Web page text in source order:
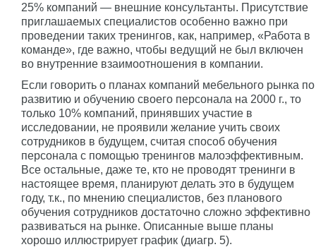
25% компаний — внешние консультанты. Присутствие
приглашаемых специалистов особенно важно при
проведении таких тренингов, как, например, «Работа в
команде», где важно, чтобы ведущий не был включен
во внутренние взаимоотношения в компании.
Если говорить о планах компаний мебельного рынка по
развитию и обучению своего персонала на 2000 г., то
только 10% компаний, принявших участие в
исследовании, не проявили желание учить своих
сотрудников в будущем, считая способ обучения
персонала с помощью тренингов малоэффективным.
Все остальные, даже те, кто не проводят тренинги в
настоящее время, планируют делать это в будущем
году, т.к., по мнению специалистов, без планового
обучения сотрудников достаточно сложно эффективно
развиваться на рынке. Описанные выше планы
хорошо иллюстрирует график (диагр. 5).